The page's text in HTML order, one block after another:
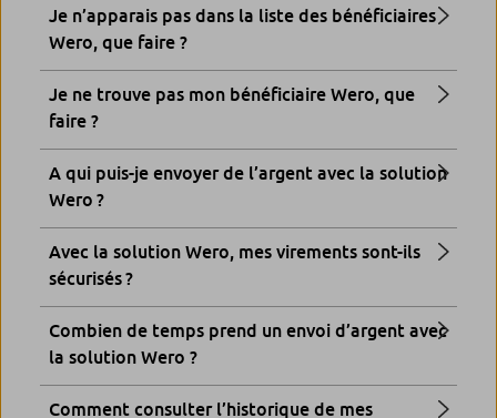
Je n’apparais pas dans la liste des bénéficiaires
Wero, que faire ?
Je ne trouve pas mon bénéficiaire Wero, que
faire ?
A qui puis-je envoyer de l’argent avec la solution
Wero ?
Avec la solution Wero, mes virements sont-ils
sécurisés ?
Combien de temps prend un envoi d’argent avec
la solution Wero ?
Comment consulter l’historique de mes